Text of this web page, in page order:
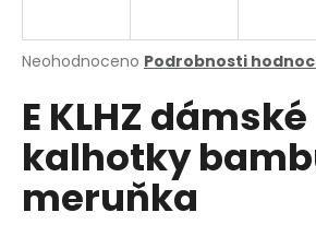
Průměrné
produktu
je
0,0
5
hvězdiček.
Neohodnoceno Podrobnosti
E KLHZ dámské
kalhotky
meruňka
j
t
?